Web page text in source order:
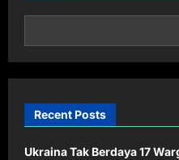
Recent Posts
Ukraina Tak Berdaya 17